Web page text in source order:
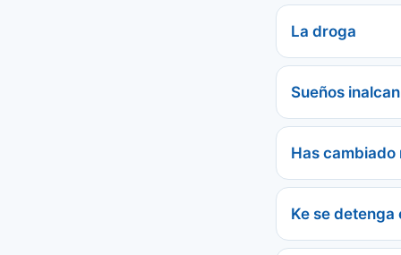
La droga
Sueños
Has cambiado
Ke se detenga